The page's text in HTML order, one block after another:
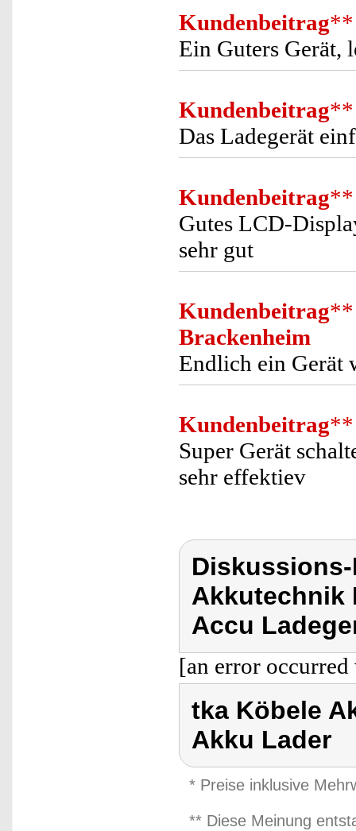
Kundenbeitrag**
Ein Guters Gerät,
Kundenbeitrag**
Das Ladegerät
Kundenbeitrag**
Gutes LCD-
sehr gut
Kundenbeitrag**
Brackenheim
Endlich ein Gerät
Kundenbeitrag**
Super Gerät
sehr effektiev
Akkutechnik
Accu
[an error
tka Köbele
Akku Lader
* Preise inklusive
** Diese Meinung